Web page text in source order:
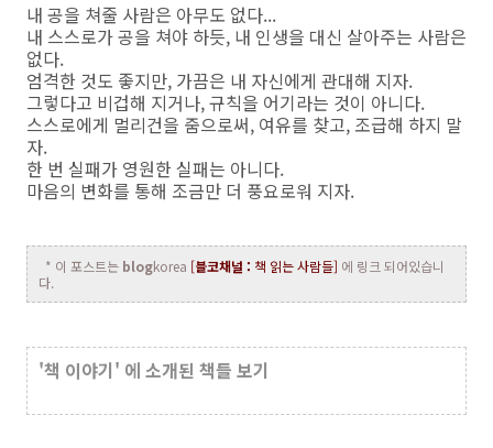
내 공을 쳐줄 사람은 아무도 없다...
내 스스로가 공을 쳐야 하듯, 내 인생을 대신 살아주는 사람은
없다.
엄격한 것도 좋지만, 가끔은 내 자신에게 관대해 지자.
그렇다고 비겁해 지거나, 규칙을 어기라는 것이 아니다.
스스로에게 멀리건을 줌으로써, 여유를 찾고, 조급해 하지 말
자.
한 번 실패가 영원한 실패는 아니다.
마음의 변화를 통해 조금만 더 풍요로워 지자.
* 이 포스트는 blogkorea [블코채널 : 책 읽는 사람들] 에 링크 되어있습니
다.
'책 이야기' 에 소개된 책들 보기